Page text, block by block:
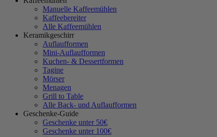
Manuelle Kaffeemühlen
Kaffeebereiter
Alle Kaffeemühlen
Keramikgeschirr
Auflaufformen
Mini-Auflaufformen
Kuchen- & Dessertformen
Tagine
Mörser
Menagen
Grill to Table
Alle Back- und Auflaufformen
Geschenke-Guide
Geschenke unter 50€
Geschenke unter 100€